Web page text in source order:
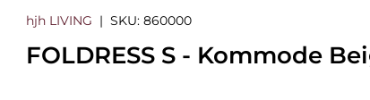
hjh LIVING |SKU: 860000
FOLDRESS S - Kommode